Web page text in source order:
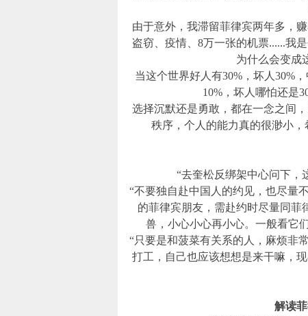
由于意外，我滞留菲律宾两年多，
盗窃、疫情、8万一张的机票......我
为什么会变成
当这个世界好人有30%，坏人30%
10%，坏人哪怕还是
选择沉默还是勇敢，都在一念之间
秩序，个人的能力真的很渺小
“去奎松反绑架中心问下，
“不要独自赴中国人的约见，也尽量
的菲律宾朋友，需赴约时尽量同菲
兽，小心小心再小心。一般看它
“只要是和菠菜有关系的人，麻烦非
打工，自己也应该想想是来干嘛，
解读